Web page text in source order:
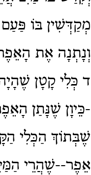
מְקַדְּשִׁין בּוֹ
וְנָתְנָה אֶת
ד כְּלִי קָטָן
-כֵּיוָן שֶׁנָּתַן
שֶׁבְּתוֹךְ הַכְּלִי
אֵפֶר--שֶׁהֲרֵי